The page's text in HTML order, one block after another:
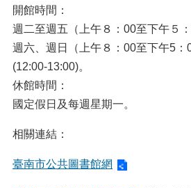
開館時間：
週二至週五（上午８：00至下午５
週六、週日（上午８：00至下午5：
(12:00-13:00)。
休館時間：
國定假日及每週星期一。
相關連結：
臺南市公共圖書館網